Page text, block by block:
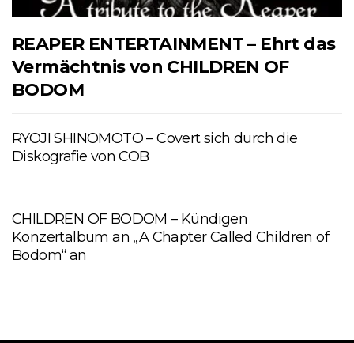
REAPER ENTERTAINMENT – Ehrt das
Vermächtnis von CHILDREN OF
BODOM
RYOJI SHINOMOTO – Covert sich durch die
Diskografie von COB
CHILDREN OF BODOM – Kündigen
Konzertalbum an „A Chapter Called Children of
Bodom“ an